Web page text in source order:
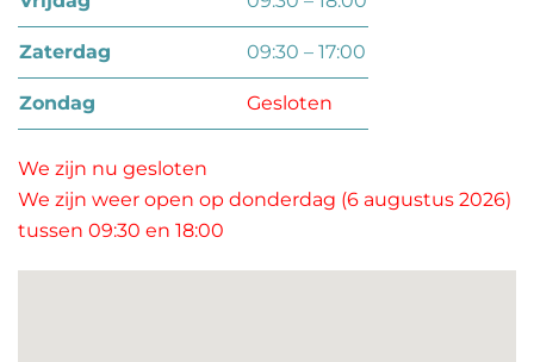
zaterdag 09:30 – 17:00
zondag Gesloten
We zijn nu gesloten
We zijn weer open op donderdag (6 augustus 2026)
tussen 09:30 en 18:00